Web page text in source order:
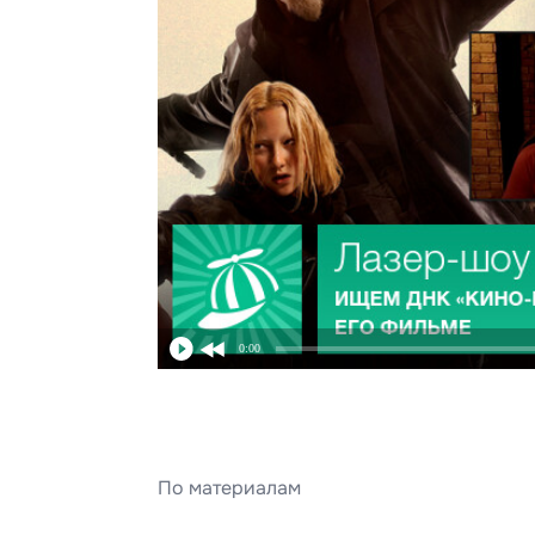
0:00
По материалам